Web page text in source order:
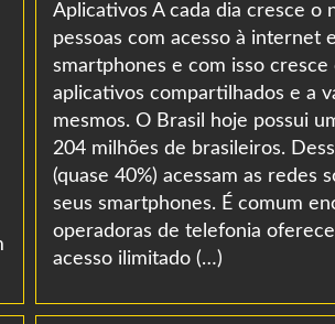
Aplicativos A cada dia cresce o
pessoas com acesso à internet
smartphones e com isso
aplicativos compartilhados e a
mesmos. O Brasil hoje possui
204 milhões de brasileiros.
(quase 40%) acessam as redes
seus smartphones. É comum
operadoras de telefonia
acesso ilimitado (…)